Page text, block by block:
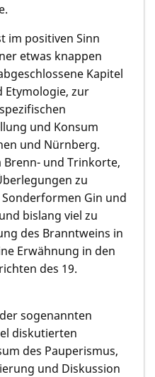
im positiven Sinn
etwas knappen
Kapitel
Etymologie, zur
und Konsum
und Nürnberg.
Brenn- und Trinkorte,
zu
Sonderformen Gin und
bislang viel zu
des Branntweins in
Erwähnung in den
des 19.
sogenannten
diskutierten
des Pauperismus,
und Diskussion